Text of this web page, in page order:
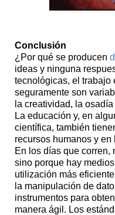
Conclusión
¿Por qué se producen
ideas y ninguna
tecnológicas, el trabajo
seguramente son
la creatividad, la
La educación y, en
científica, también
recursos humanos y
En los días que corren,
sino porque hay
utilización más
la manipulación de
instrumentos para
manera ágil. Los